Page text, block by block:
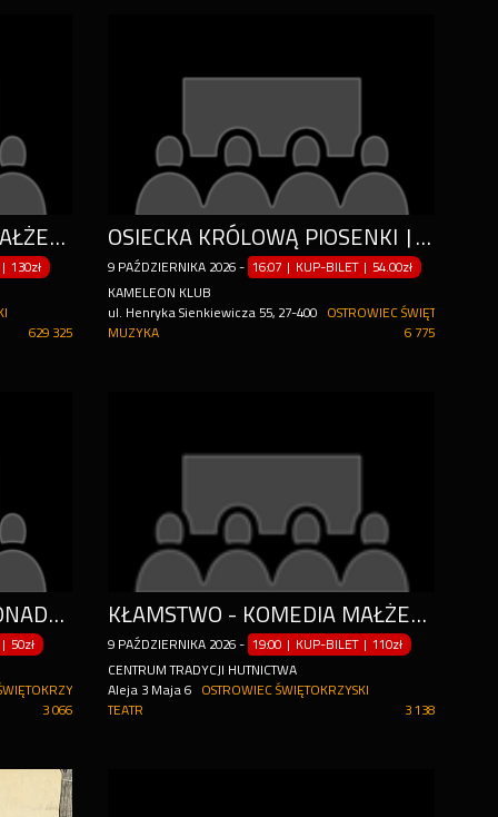
KŁAMSTWO - KOMEDIA MAŁŻEŃSKA W GWIAZDORSKIEJ OBSADZIE!
| 130zł
629 325
OSIECKA KRÓLOWĄ PIOSENKI | CZĘSTOCHOWA
9 PAŹDZIERNIKA 2026 - 16:07 | KUP-BILET | 54.00zł
KAMELEON KLUB
ul. Henryka Sienkiewicza 55, 27-400
OSTROWIEC ŚWIĘTOKRZYSKI
6 775
MUZYKA
KLIMATYCZNY RECITAL PONADCZASOWYCH PRZEBOJÓW
| 50zł
3 066
KŁAMSTWO - KOMEDIA MAŁŻEŃSKA W GWIAZDORSKIEJ OBSADZIE!
9 PAŹDZIERNIKA 2026 - 19:00 | KUP-BILET |110zł
CENTRUM TRADYCJI HUTNICTWA
Aleja 3 Maja 6
OSTROWIEC ŚWIĘTOKRZYSKI
3 138
TEATR